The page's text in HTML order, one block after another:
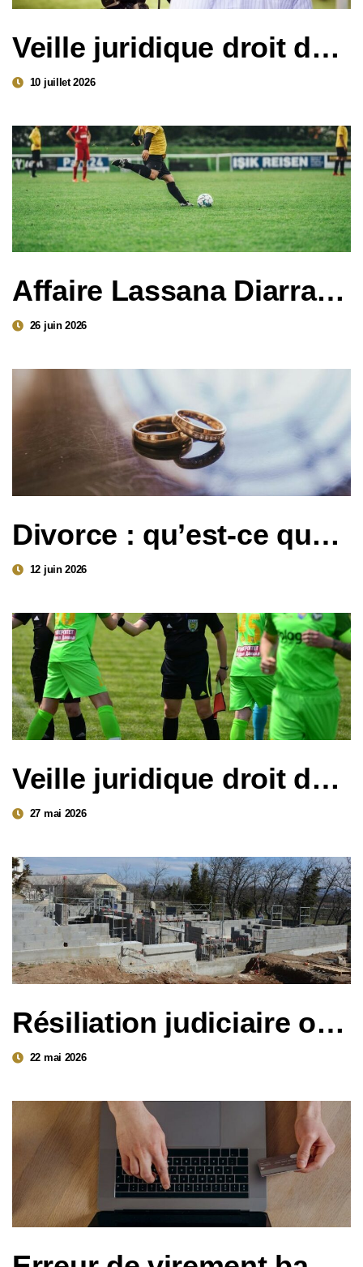
Veille juridique droit du sport – Décisions clés du 2ème trimestre 2026
10 juillet 2026
Affaire Lassana Diarra : la CJUE bouleverse le marché des transferts du football européen
26 juin 2026
Divorce : qu’est-ce que le devoir de secours dont peut bénéficier l’époux(se) durant la procédure de divorce ?
12 juin 2026
Veille juridique droit du sport – Décisions clés du 1er trimestre 2026
27 mai 2026
Résiliation judiciaire ou unilatérale : quelle stratégie choisir pour vos travaux ?
22 mai 2026